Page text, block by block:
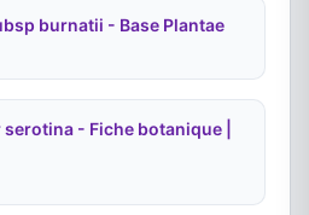
burnatii - Base Plantae
- Fiche botanique |